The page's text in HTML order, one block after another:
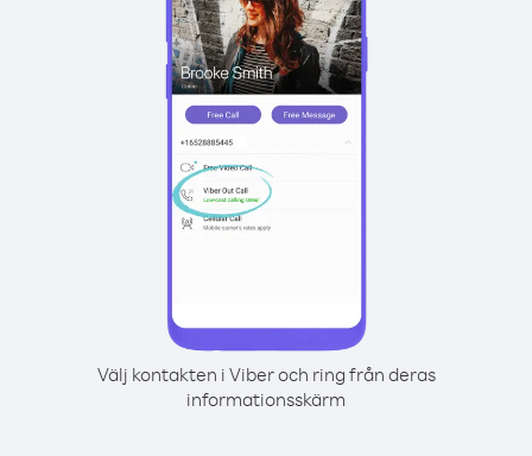
Välj kontakten i Viber och ring från deras
informationsskärm